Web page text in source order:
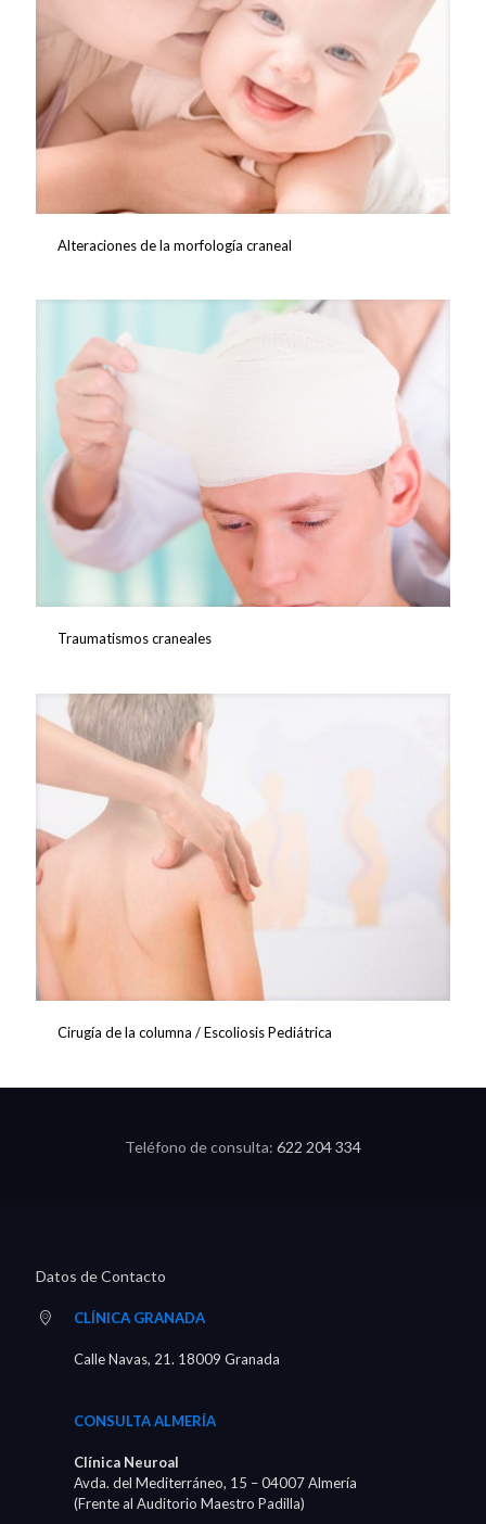
Alteraciones de la morfología craneal
Traumatismos craneales
Cirugía de la columna / Escoliosis Pediátrica
Teléfono de consulta: 622 204 334
Datos de Contacto
CLÍNICA GRANADA
Calle Navas, 21. 18009 Granada
CONSULTA ALMERÍA
Clínica Neuroal
Avda. del Mediterráneo, 15 – 04007 Almería
(Frente al Auditorio Maestro Padilla)